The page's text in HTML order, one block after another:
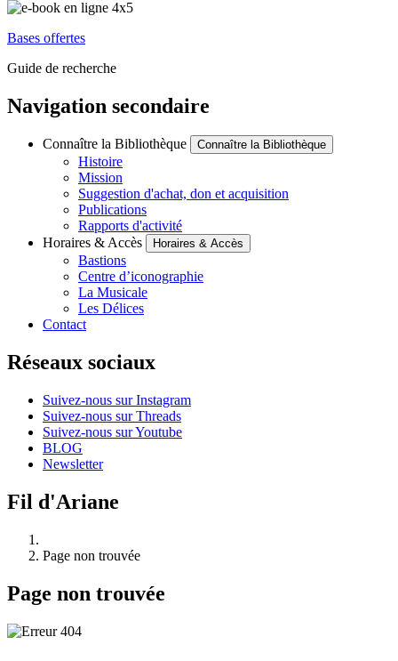
Bases offertes
Guide de recherche
Navigation secondaire
Connaître la Bibliothèque Connaître la Bibliothèque
Histoire
Mission
Suggestion d'achat, don et acquisition
Publications
Rapports d'activité
Horaires & Accès
Horaires & Accès
Bastions
Centre d’iconographie
La Musicale
Les Délices
Contact
Réseaux sociaux
Suivez-nous sur Instagram
Suivez-nous sur Threads
Suivez-nous sur Youtube
BLOG
Newsletter
Fil d'Ariane
Page non trouvée
Page non trouvée